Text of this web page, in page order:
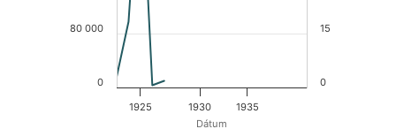
Dátum
1925 1930 1935
0
80 000
0
15